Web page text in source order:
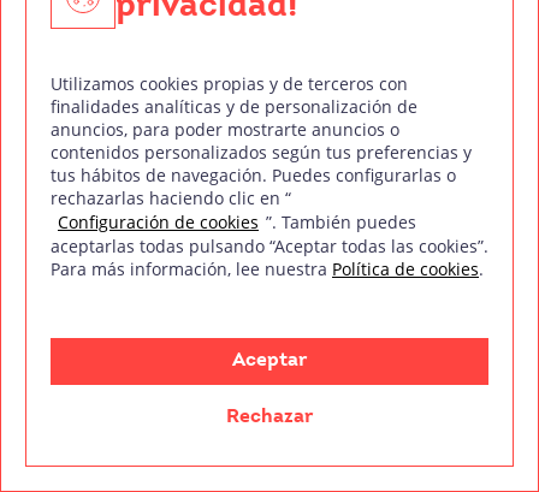
Treintaycincomm
Sobre nosotr@s
privacidad!
Utilizamos cookies propias y de terceros con
finalidades analíticas y de personalización de
anuncios, para poder mostrarte anuncios o
contenidos personalizados según tus preferencias y
tus hábitos de navegación. Puedes configurarlas o
rechazarlas haciendo clic en “
Configuración de cookies ”. También puedes
aceptarlas todas pulsando “Aceptar todas las cookies”.
Para más información, lee nuestra Política de cookies.
Aceptar
Rechazar